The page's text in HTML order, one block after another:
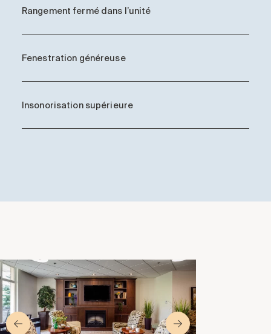
Rangement fermé dans l’unité
Fenestration généreuse
Insonorisation supérieure